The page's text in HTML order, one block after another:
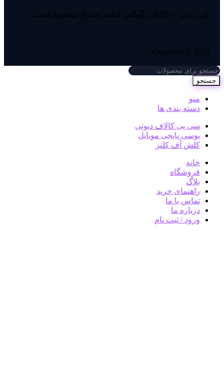
کپی رایت © 2025 رنگوگیم. تمامی حقوق محفوظ است.
Copyright © 2025
جستجو
منو
دسته بندی ها
سی پی کالاف دیوتی
یوسی پابجی موبایل
کلش آف کلنز
خانه
فروشگاه
بلاگ
راهنمای خرید
تماس با ما
درباره ما
ورود / ثبت نام